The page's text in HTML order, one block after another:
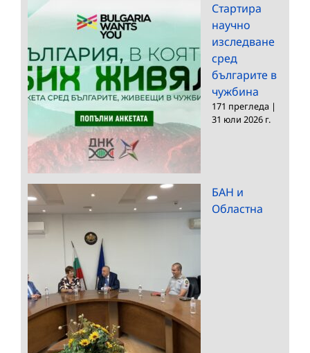
Стартира
научно
изследване
сред
българите в
чужбина
171 прегледа |
31 юли 2026 г.
БАН и
Областна